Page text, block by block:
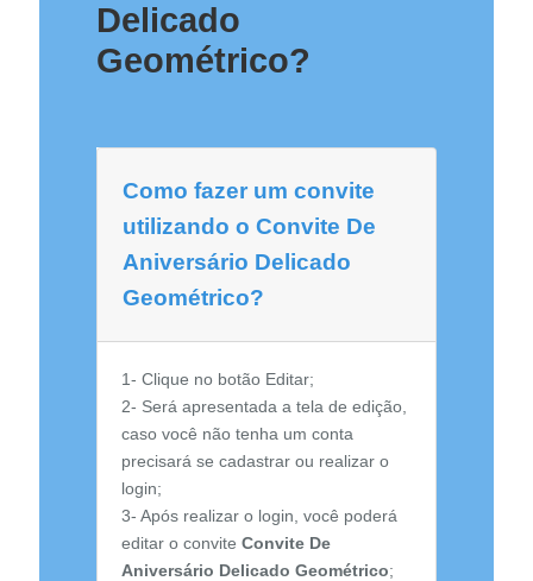
Delicado
Geométrico?
Como fazer um convite
utilizando o Convite De
Aniversário Delicado
Geométrico?
1- Clique no botão Editar;
2- Será apresentada a tela de edição,
caso você não tenha um conta
precisará se cadastrar ou realizar o
login;
3- Após realizar o login, você poderá
editar o convite Convite De
Aniversário Delicado Geométrico;